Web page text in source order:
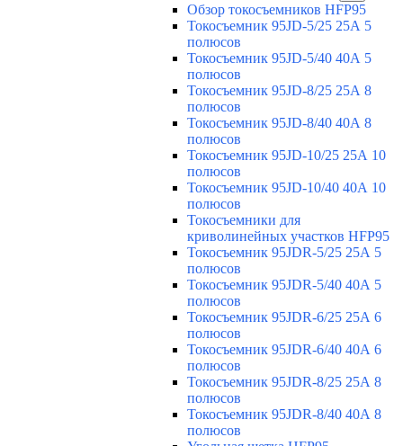
Обзор токосъемников HFP95
Токосъемник 95JD-5/25 25А 5
полюсов
Токосъемник 95JD-5/40 40А 5
полюсов
Токосъемник 95JD-8/25 25А 8
полюсов
Токосъемник 95JD-8/40 40А 8
полюсов
Токосъемник 95JD-10/25 25А 10
полюсов
Токосъемник 95JD-10/40 40А 10
полюсов
Токосъемники для
криволинейных участков HFP95
Токосъемник 95JDR-5/25 25А 5
полюсов
Токосъемник 95JDR-5/40 40А 5
полюсов
Токосъемник 95JDR-6/25 25А 6
полюсов
Токосъемник 95JDR-6/40 40А 6
полюсов
Токосъемник 95JDR-8/25 25А 8
полюсов
Токосъемник 95JDR-8/40 40А 8
полюсов